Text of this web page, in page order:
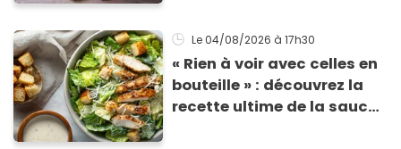
morceaux de verre
Le 04/08/2026 à 17h30
« Rien à voir avec celles en
bouteille » : découvrez la
recette ultime de la sauce